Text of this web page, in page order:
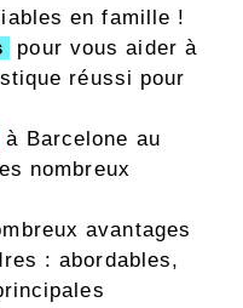
en famille !
pour vous aider à
réussi pour
à Barcelone au
nombreux
avantages
: abordables,